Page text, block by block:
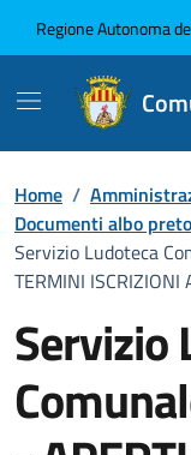
Regione Autonoma
Home /
Documenti albo
Servizio Ludoteca
TERMINI ISCRIZIONI
Servizio